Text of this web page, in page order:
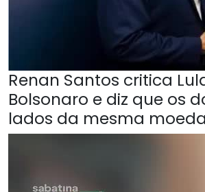
Renan Santos critica
Bolsonaro e diz que os
lados da mesma